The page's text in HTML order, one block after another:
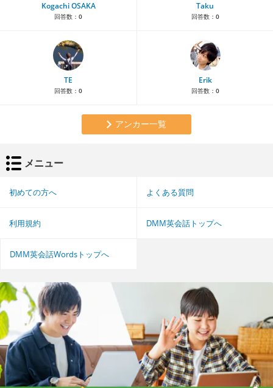
Kogachi OSAKA
回答数： 0
Taku
回答数： 0
TE
回答数： 0
Erik
回答数： 0
アンカー一覧
メニュー
初めての方へ よくある質問
利用規約 DMM英会話トップへ
DMM英会話Wordsトップへ